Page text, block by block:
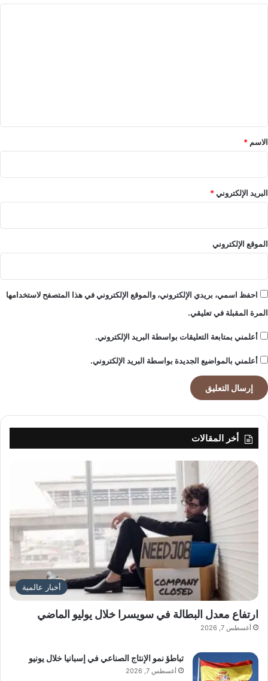
*
الاسم *
البريد الإلكتروني*
الموقع الإلكتروني
احفظ اسمي، بريدي الإلكتروني، والموقع الإلكتروني في هذا المتصفح لاستخدامها
المرة المقبلة في تعليقي.
أعلمني بمتابعة التعليقات بواسطة البريد الإلكتروني.
أعلمني بالمواضيع الجديدة بواسطة البريد الإلكتروني.
أخر المقالات
أخبار عالمية
ارتفاع معدل البطالة في سويسرا خلال يوليو الماضي
أغسطس 7, 2026
تباطؤ نمو الإنتاج الصناعي في إسبانيا خلال يونيو
أغسطس 7, 2026